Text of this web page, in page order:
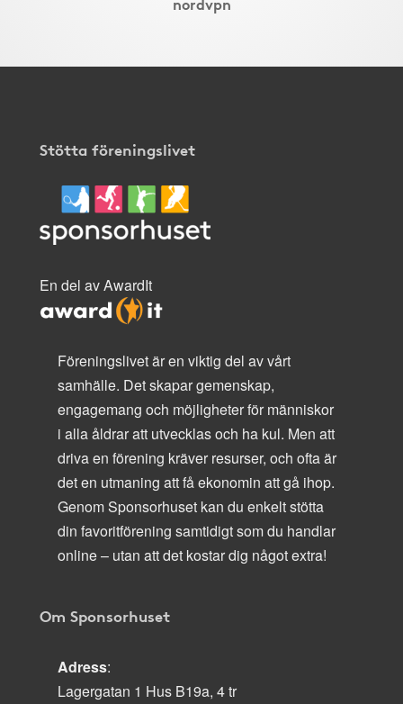
Stötta föreningslivet
En del av AwardIt
Föreningslivet är en viktig del av vårt
samhälle. Det skapar gemenskap,
engagemang och möjligheter för människor
i alla åldrar att utvecklas och ha kul. Men att
driva en förening kräver resurser, och ofta är
det en utmaning att få ekonomin att gå ihop.
Genom Sponsorhuset kan du enkelt stötta
din favoritförening samtidigt som du handlar
online – utan att det kostar dig något extra!
Om Sponsorhuset
Adress:
Lagergatan 1 Hus B19a, 4 tr